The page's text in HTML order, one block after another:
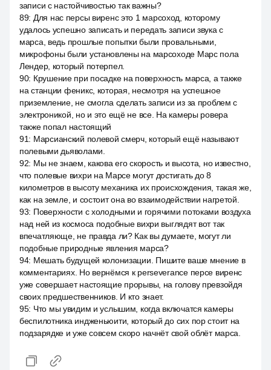
записи с настойчивостью так важны?
89: Для нас персы виренс это 1 марсоход, которому
удалось успешно записать и передать записи звука с
марса, ведь прошлые попытки были провальными,
микрофоны были установлены на марсоходе Марс пола
Лендер, который потерпел.
90: Крушение при посадке на поверхность марса, а также
на станции феникс, которая, несмотря на успешное
приземление, не смогла сделать записи из за проблем с
электроникой, но и это ещё не все. На камеры ровера
также попал настоящий
91: Марсианский полевой смерч, который ещё называют
полевыми дьяволами.
92: Мы не знаем, какова его скорость и высота, но известно,
что полевые вихри на Марсе могут достигать до 8
километров в высоту механика их происхождения, такая же,
как на земле, и состоит она во взаимодействии нагретой.
93: Поверхности с холодными и горячими потоками воздуха
над ней из космоса подобные вихри выглядят вот так
впечатляюще, не правда ли? Как вы думаете, могут ли
подобные природные явления марса?
94: Мешать будущей колонизации. Пишите ваше мнение в
комментариях. Но вернёмся к perseverance персе виренс
уже совершает настоящие прорывы, на голову превзойдя
своих предшественников. И кто знает.
95: Что мы увидим и услышим, когда включатся камеры
беспилотника индженьюити, который до сих пор стоит на
подзарядке и уже совсем скоро начнёт свой облёт марса.